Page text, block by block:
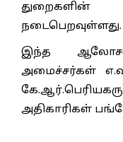
துறைகளின்
நடைபெறவுள்ளது.
இந்த
அமைச்சர்கள்
அதிகாரிகள்